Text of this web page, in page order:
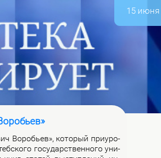
15 июня
Во­ро­бьев», ко­то­рый при­уро­
го­судар­ствен­но­го уни­